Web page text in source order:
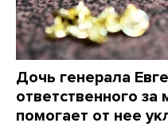
Дочь генерала
ответственного
помогает от нее